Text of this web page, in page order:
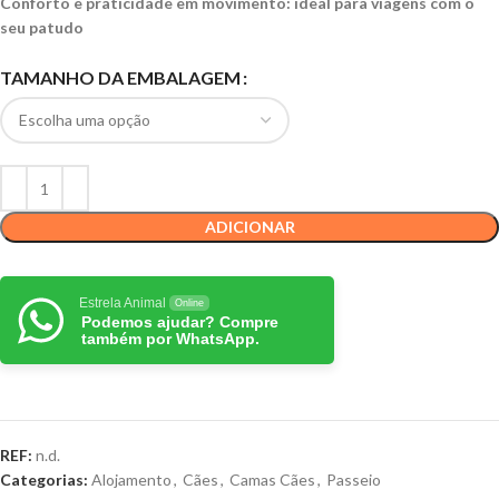
seu patudo
TAMANHO DA EMBALAGEM
ADICIONAR
Estrela Animal Online
Podemos ajudar? Compre
também por WhatsApp.
REF: n.d.
Categorias: Alojamento, Cães, Camas Cães, Passeio